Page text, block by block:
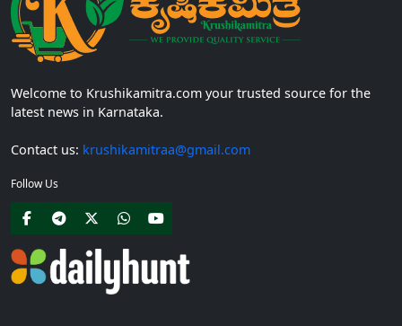
Welcome to Krushikamitra.com your trusted source for the
latest news in Karnataka.
Contact us: krushikamitraa@gmail.com
Follow Us